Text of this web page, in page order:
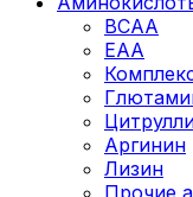
BCAA
EAA
Аргинин
Лизин
Прочие